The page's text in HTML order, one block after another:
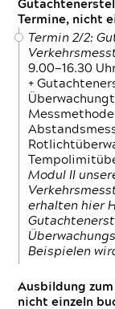
Termine, nicht
Termin 2/2:
9.00—16.30
+
Modul II
erhalten hier
Beispielen
Ausbildung
nicht einzeln